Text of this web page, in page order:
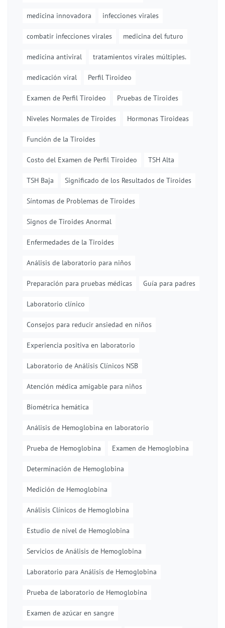
medicina innovadora infecciones virales
combatir infecciones virales medicina del futuro
medicina antiviral tratamientos virales múltiples.
medicación viral Perfil Tiroideo
Examen de Perfil Tiroideo Pruebas de Tiroides
Niveles Normales de Tiroides Hormonas Tiroideas
Función de la Tiroides
Costo del Examen de Perfil Tiroideo TSH Alta
TSH Baja Significado de los Resultados de Tiroides
Síntomas de Problemas de Tiroides
Signos de Tiroides Anormal
Enfermedades de la Tiroides
Análisis de laboratorio para niños
Preparación para pruebas médicas Guía para padres
Laboratorio clínico
Consejos para reducir ansiedad en niños
Experiencia positiva en laboratorio
Laboratorio de Análisis Clínicos NSB
Atención médica amigable para niños
Biométrica hemática
Análisis de Hemoglobina en laboratorio
Prueba de Hemoglobina Examen de Hemoglobina
Determinación de Hemoglobina
Medición de Hemoglobina
Análisis Clínicos de Hemoglobina
Estudio de nivel de Hemoglobina
Servicios de Análisis de Hemoglobina
Laboratorio para Análisis de Hemoglobina
Prueba de laboratorio de Hemoglobina
Examen de azúcar en sangre